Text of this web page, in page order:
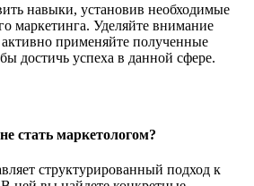
навыки, установив необходимые
маркетинга. Уделяйте внимание
применяйте полученные
достичь успеха в данной сфере.
стать маркетологом?
структурированный подход к